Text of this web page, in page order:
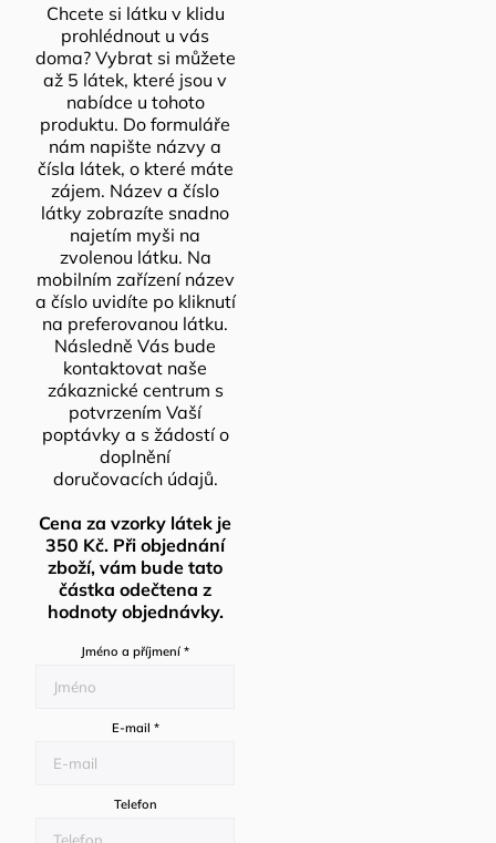
Chcete si látku v klidu
prohlédnout u vás
doma? Vybrat si můžete
až 5 látek, které jsou v
nabídce u tohoto
produktu. Do formuláře
nám napište názvy a
čísla látek, o které máte
zájem. Název a číslo
látky zobrazíte snadno
najetím myši na
zvolenou látku. Na
mobilním zařízení název
a číslo uvidíte po kliknutí
na preferovanou látku.
Následně Vás bude
kontaktovat naše
zákaznické centrum s
potvrzením Vaší
poptávky a s žádostí o
doplnění
doručovacích údajů.
Cena za vzorky látek je
350 Kč. Při objednání
zboží, vám bude tato
částka odečtena z
hodnoty objednávky.
Jméno a příjmení *
E-mail *
Telefon